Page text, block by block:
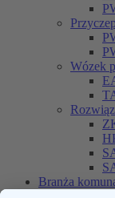
Wózek
Branża